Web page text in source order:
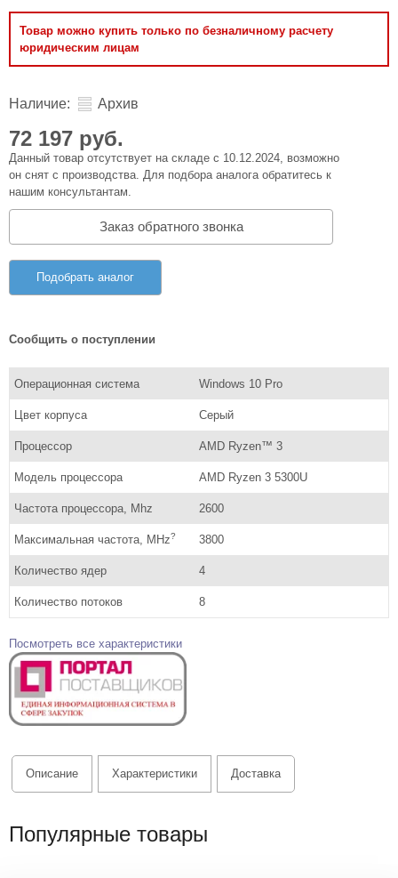
Товар можно купить только по безналичному расчету
юридическим лицам
Наличие: Архив
72 197 руб.
Данный товар отсутствует на складе с 10.12.2024, возможно
он снят с производства. Для подбора аналога обратитесь к
нашим консультантам.
Заказ обратного звонка
Подобрать аналог
Сообщить о поступлении
Операционная система Windows 10 Pro
Цвет корпуса Серый
Процессор AMD Ryzen™ 3
Модель процессора AMD Ryzen 3 5300U
Частота процессора, Mhz 2600
Максимальная частота, MHz? 3800
Количество ядер 4
Количество потоков 8
Посмотреть все характеристики
Описание Характеристики Доставка
Популярные товары